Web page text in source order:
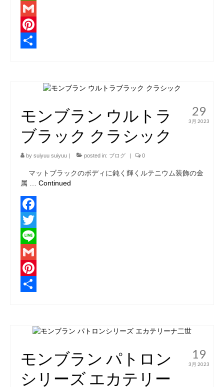
Line
Gmail
Pinterest
29
3月 2023
モンブラン ウルトラ
ブラック クラシック
by suiyuu suiyuu | posted in: ブログ | 0
マットブラックのボディに鈍く輝くルテニウム装飾の金
属 … Continued
Facebook
Twitter
Line
Gmail
Pinterest
19
3月 2023
モンブラン パトロン
シリーズ エカテリー